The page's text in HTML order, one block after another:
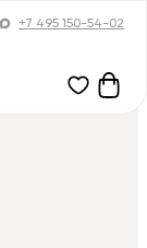
+7 495 150-54-02